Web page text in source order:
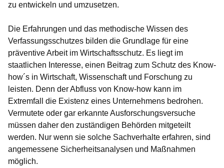
zu entwickeln und umzusetzen.
Die Erfahrungen und das methodische Wissen des
Verfassungsschutzes bilden die Grundlage für eine
präventive Arbeit im Wirtschaftsschutz. Es liegt im
staatlichen Interesse, einen Beitrag zum Schutz des Know-
how´s in Wirtschaft, Wissenschaft und Forschung zu
leisten. Denn der Abfluss von Know-how kann im
Extremfall die Existenz eines Unternehmens bedrohen.
Vermutete oder gar erkannte Ausforschungsversuche
müssen daher den zuständigen Behörden mitgeteilt
werden. Nur wenn sie solche Sachverhalte erfahren, sind
angemessene Sicherheitsanalysen und Maßnahmen
möglich.